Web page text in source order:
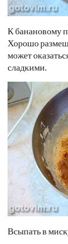
К банановому
Хорошо
может
сладкими.
Всыпать в